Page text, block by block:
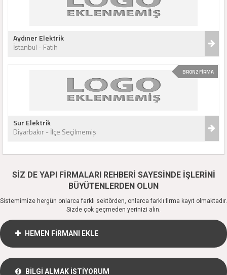
Aydıner Elektrik
İstanbul - Fatih
BRONZ FİRMA
Sur Elektrik
Diyarbakır - İlçe Seçilmemiş
SİZ DE YAPI FİRMALARI REHBERİ SAYESİNDE İŞLERİNİ
BÜYÜTENLERDEN OLUN
Sistemimize hergün onlarca farklı sektörden, onlarca farklı firma kayıt olmaktadır.
Sizde çok geçmeden yerinizi alın.
HEMEN FİRMANI EKLE
BİLGİ ALMAK İSTİYORUM